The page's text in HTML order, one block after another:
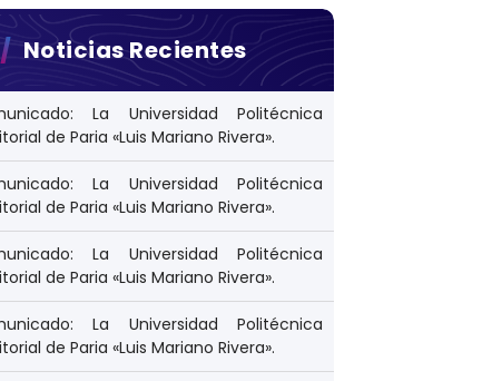
Noticias Recientes
La Universidad Politécnica
de Paria «Luis Mariano Rivera».
La Universidad Politécnica
de Paria «Luis Mariano Rivera».
La Universidad Politécnica
de Paria «Luis Mariano Rivera».
La Universidad Politécnica
de Paria «Luis Mariano Rivera».